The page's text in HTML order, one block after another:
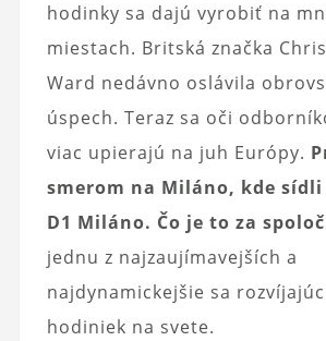
hodinky sa dajú vyrobiť na
miestach. Britská značka
Ward nedávno oslávila
úspech. Teraz sa oči
viac upierajú na juh Európy.
smerom na Miláno, kde
D1 Miláno. Čo je to za
jednu z najzaujímavejších a
najdynamickejšie sa
hodiniek na svete.